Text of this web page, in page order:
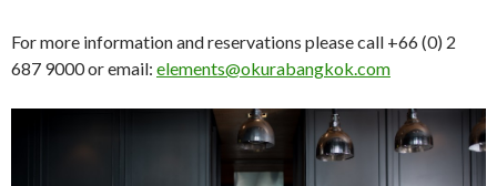
For more information and reservations please call +66 (0) 2
687 9000 or email: elements@okurabangkok.com